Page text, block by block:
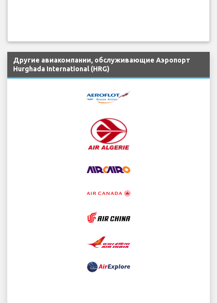
Другие авиакомпании, обслуживающие Аэропорт
Hurghada International (HRG)